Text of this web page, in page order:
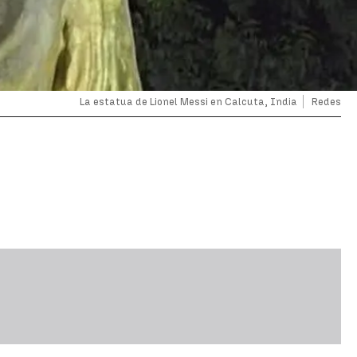
La estatua de Lionel Messi en Calcuta, India Redes